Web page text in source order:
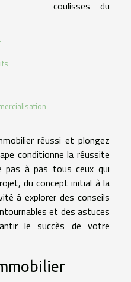
coulisses du
réussi et plongez
conditionne la réussite
pas à pas tous ceux qui
du concept initial à la
à explorer des conseils
et des astuces
le succès de votre